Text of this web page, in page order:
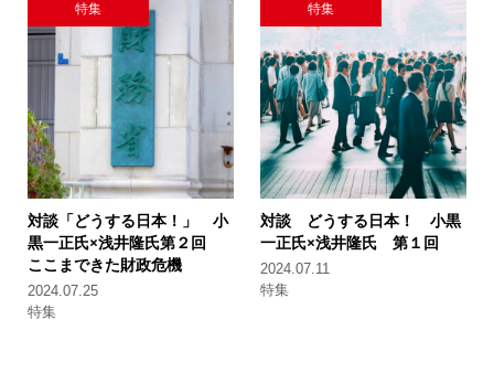
特集
対談「どうする日本！」 小
黒一正氏×浅井隆氏第２回
ここまできた財政危機
2024.07.25
特集
特集
対談 どうする日本！ 小黒
一正氏×浅井隆氏 第１回
2024.07.11
特集